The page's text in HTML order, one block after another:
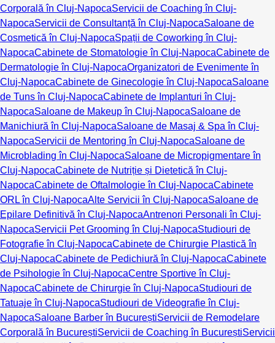
Corporală în Cluj-NapocaServicii de Coaching în Cluj-
NapocaServicii de Consultanță în Cluj-NapocaSaloane de
Cosmetică în Cluj-NapocaSpații de Coworking în Cluj-
NapocaCabinete de Stomatologie în Cluj-NapocaCabinete de
Dermatologie în Cluj-NapocaOrganizatori de Evenimente în
Cluj-NapocaCabinete de Ginecologie în Cluj-NapocaSaloane
de Tuns în Cluj-NapocaCabinete de Implanturi în Cluj-
NapocaSaloane de Makeup în Cluj-NapocaSaloane de
Manichiură în Cluj-NapocaSaloane de Masaj & Spa în Cluj-
NapocaServicii de Mentoring în Cluj-NapocaSaloane de
Microblading în Cluj-NapocaSaloane de Micropigmentare în
Cluj-NapocaCabinete de Nutriție și Dietetică în Cluj-
NapocaCabinete de Oftalmologie în Cluj-NapocaCabinete
ORL în Cluj-NapocaAlte Servicii în Cluj-NapocaSaloane de
Epilare Definitivă în Cluj-NapocaAntrenori Personali în Cluj-
NapocaServicii Pet Grooming în Cluj-NapocaStudiouri de
Fotografie în Cluj-NapocaCabinete de Chirurgie Plastică în
Cluj-NapocaCabinete de Pedichiură în Cluj-NapocaCabinete
de Psihologie în Cluj-NapocaCentre Sportive în Cluj-
NapocaCabinete de Chirurgie în Cluj-NapocaStudiouri de
Tatuaje în Cluj-NapocaStudiouri de Videografie în Cluj-
NapocaSaloane Barber în BucureștiServicii de Remodelare
Corporală în BucureștiServicii de Coaching în BucureștiServicii